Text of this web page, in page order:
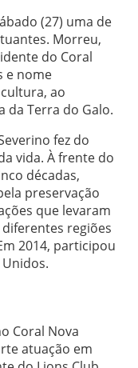
(27) uma de
Morreu,
do Coral
e nome
ao
da Terra do Galo.
fez do
vida. À frente do
décadas,
preservação
que levaram
regiões
2014, participou
Coral Nova
atuação em